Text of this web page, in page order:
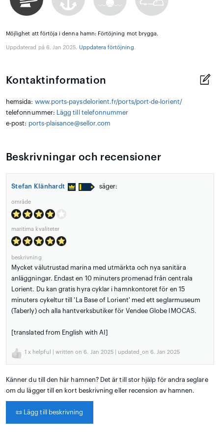
Möjlighet att förtöja i denna hamn: Förtöjning mot brygga.
Uppdaterad på 6. Jan 2025. Uppdatera förtöjning.
Kontaktinformation
hemsida: www.ports-paysdelorient.fr/ports/port-de-lorient/
telefonnummer:
Lägg till telefonnummer
e-post: ports-plaisance@sellor.com
Beskrivningar och recensioner
Stefan Klänhardt säger:
område
maritima kvaliteter
beskrivning
Mycket välutrustad marina med utmärkta och nya sanitära
anläggningar. Endast en 10 minuters promenad från centrala
Lorient. Du kan gratis hyra cyklar i hamnkontoret för en 15
minuters cykeltur till 'La Base of Lorient' med ett seglarmuseum
(Taberly) och alla hantverksbutiker för Vendee Globe IMOCAS.
[translated from English with AI]
1 x helpful | written on 6. Jan 2025 | updated_on 6. Jan 2025
Känner du till den här hamnen? Det är till stor hjälp för andra seglare
om du lägger till en kort beskrivning eller recension av hamnen.
📜 Lägg till beskrivning